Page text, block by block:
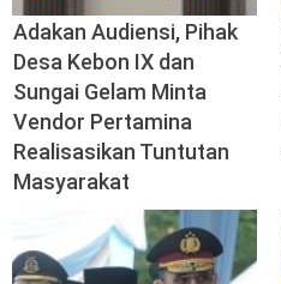
Adakan Audiensi, Pihak
Desa Kebon IX dan
Sungai Gelam Minta
Vendor Pertamina
Realisasikan Tuntutan
Masyarakat